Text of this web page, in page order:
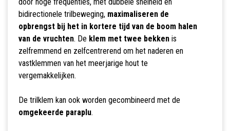
door hoge frequenties, met dubbele snelheid en
bidirectionele trilbeweging, maximaliseren de
opbrengst bij het in kortere tijd van de boom halen
van de vruchten. De klem met twee bekkenis
zelfremmend en zelfcentrerend om het naderen en
vastklemmen van het meerjarige hout te
vergemakkelijken.
De trilklem kan ook worden gecombineerd met de
omgekeerde paraplu.